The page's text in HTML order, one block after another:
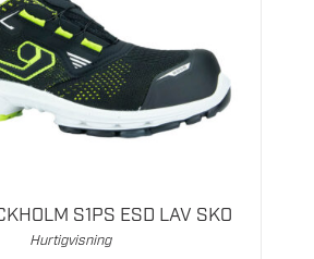
S1PS ESD LAV SKO
Hurtigvisning